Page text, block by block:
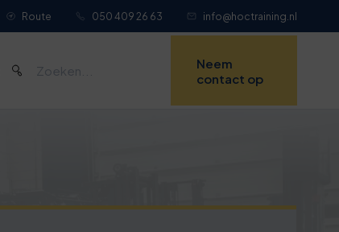
Route 050 409 26 63 info@hoctraining.nl
Neem
contact op